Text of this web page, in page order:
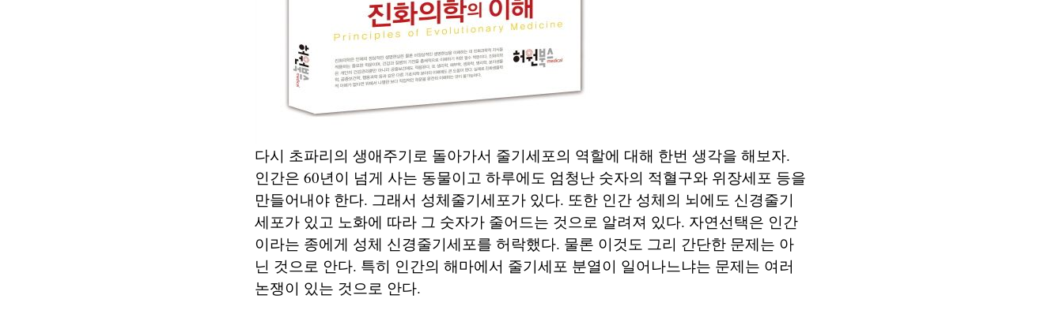
다시 초파리의 생애주기로 돌아가서 줄기세포의 역할에 대해 한번 생각을 해보자.
인간은 60년이 넘게 사는 동물이고 하루에도 엄청난 숫자의 적혈구와 위장세포 등을
만들어내야 한다. 그래서 성체줄기세포가 있다. 또한 인간 성체의 뇌에도 신경줄기
세포가 있고 노화에 따라 그 숫자가 줄어드는 것으로 알려져 있다. 자연선택은 인간
이라는 종에게 성체 신경줄기세포를 허락했다. 물론 이것도 그리 간단한 문제는 아
닌 것으로 안다. 특히 인간의 해마에서 줄기세포 분열이 일어나느냐는 문제는 여러
논쟁이 있는 것으로 안다.